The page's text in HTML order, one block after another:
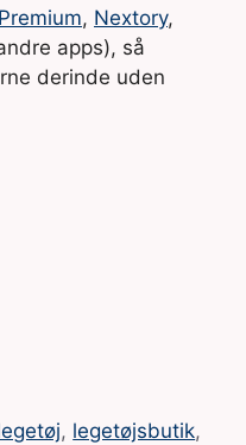
, Nextory,
apps), så
derinde uden
, legetøjsbutik,